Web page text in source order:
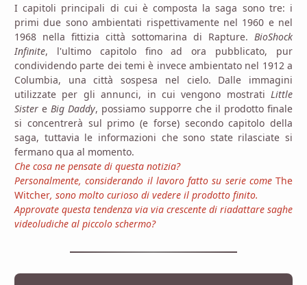
I capitoli principali di cui è composta la saga sono tre: i
primi due sono ambientati rispettivamente nel 1960 e nel
1968 nella fittizia città sottomarina di Rapture. BioShock
Infinite, l'ultimo capitolo fino ad ora pubblicato, pur
condividendo parte dei temi è invece ambientato nel 1912 a
Columbia, una città sospesa nel cielo. Dalle immagini
utilizzate per gli annunci, in cui vengono mostrati Little
Sister e Big Daddy, possiamo supporre che il prodotto finale
si concentrerà sul primo (e forse) secondo capitolo della
saga, tuttavia le informazioni che sono state rilasciate si
fermano qua al momento.
Che cosa ne pensate di questa notizia?
Personalmente, considerando il lavoro fatto su serie come The
Witcher, sono molto curioso di vedere il prodotto finito.
Approvate questa tendenza via via crescente di riadattare saghe
videoludiche al piccolo schermo?